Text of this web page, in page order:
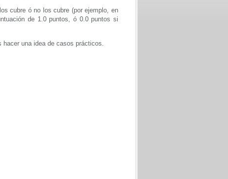
cubre ó no los cubre (por ejemplo, en
de 1.0 puntos, ó 0.0 puntos si
hacer una idea de casos prácticos.